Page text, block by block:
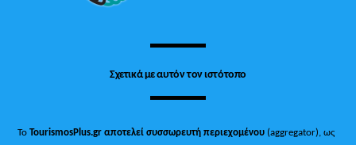
Σχετικά με αυτόν τον ιστότοπο
ΤοTourismosPlus.gr αποτελεί συσσωρευτή περιεχομένου (aggregator), ως